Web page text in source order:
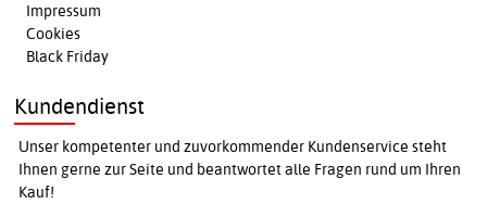
Impressum
Cookies
Black Friday
Kundendienst
Unser kompetenter und zuvorkommender Kundenservice steht
Ihnen gerne zur Seite und beantwortet alle Fragen rund um Ihren
Kauf!